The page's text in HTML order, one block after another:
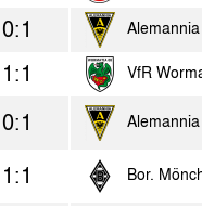
0:1
1:1 VfR
0:1
1:1 Bor.